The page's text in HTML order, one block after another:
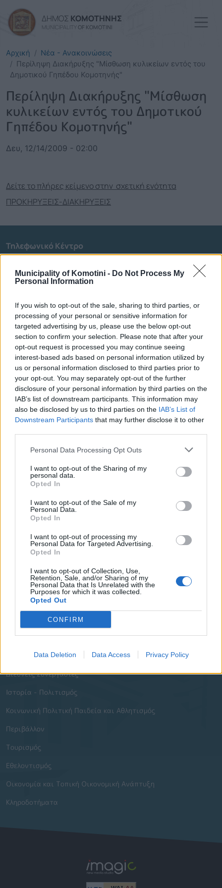
Municipality of Komotini - Do Not Process My
Personal Information
If you wish to opt-out of the sale, sharing to third parties, or
processing of your personal or sensitive information for
targeted advertising by us, please use the below opt-out
section to confirm your selection. Please note that after your
opt-out request is processed you may continue seeing
interest-based ads based on personal information utilized by
us or personal information disclosed to third parties prior to
your opt-out. You may separately opt-out of the further
disclosure of your personal information by third parties on the
IAB’s list of downstream participants. This information may
also be disclosed by us to third parties on the IAB’s List of
Downstream Participants that may further disclose it to other
Personal Data Processing Opt Outs
I want to opt-out of the Sharing of my
personal data.
Opted In
I want to opt-out of the Sale of my
Personal Data.
Opted In
I want to opt-out of processing my
Personal Data for Targeted Advertising.
Opted In
I want to opt-out of Collection, Use,
Retention, Sale, and/or Sharing of my
Personal Data that Is Unrelated with the
Purposes for which it was collected.
Opted Out
CONFIRM
Data Deletion Data Access Privacy Policy
ΔΗΜΟΣ ΚΟΜΟΤΗΝΗΣ
MUNICIPALITY OF KOMOTINI
Αρχική
Νέα - Ανακοινώσεις
Περίληψη Διακήρυξης "Μίσθωση κυλικείων εντός του
Δημοτικού Γηπέδου Κομοτηνής"
Περίληψη Διακήρυξης "Μίσθωση
κυλικείων εντός του Δημοτικού
Γηπέδου Κομοτηνής"
Δευ, 12/14/2009 - 02:00
Δείτε το πλήρες κείμενο στην σχετική ενότητα
ΠΡΟΚΗΡΥΞΕΙΣ-ΔΙΑΚΗΡΥΞΕΙΣ
Τηλεφωνικό Κέντρο
25313-52400
FAX Δήμου
25310-22756
Κ.Ε.Π.
25310-83300
Κ.Α.Π.Η.
25310-22797
Νοσοκομείο
25310-22222
Αστυνομικό Τμήμα
25310-22100
Κ.Τ.Ε.Λ.
25310-22912
25310-22650
Αρχ. Μουσείο
25310-22411
Γρήγορη Πλοήγηση
Αντιδήμαρχοι
Συλλογικά Όργανα Δήμου
Υπηρεσίες του Δήμου
Οι Δημοτικές Επιχειρήσεις
Χρήσιμα Τηλέφωνα
Ενότητες Ιστοτόπου
Διοίκηση και Ηλεκτρονική Διακυβέρνηση
Δομημένο Αστικό Περιβάλλον
Διεθνείς Συνεργασίες
Ιστορία - Πολιτισμός
Κοινωνική Πολιτική Παιδεία και Αθλητισμός
Περιβάλλον
Τουρισμός
Εθελοντισμός
Οικονομία και Τοπική Οικονομική Ανάπτυξη
Κληροδοτήματα